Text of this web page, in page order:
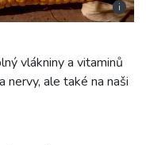
i
vlákniny a vitaminů
nervy, ale také na naši